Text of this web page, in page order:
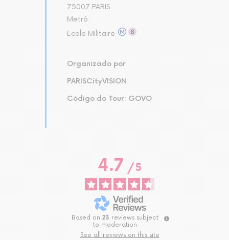
75007 PARIS
Metrô:
Ecole Militaire
Organizado por
PARISCityVISION
Código do Tour: GOVO
4.7 / 5
Based on 23 reviews subject
to moderation
See all reviews on this site